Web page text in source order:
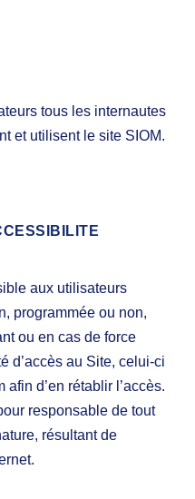
tous les internautes
et utilisent le site SIOM.
aux utilisateurs
programmée ou non,
ou en cas de force
d’accès au Site, celui-ci
afin d’en rétablir l’accès.
responsable de tout
résultant de